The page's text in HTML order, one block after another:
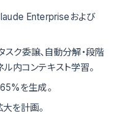
Enterpriseおよび
ク委譲、自動分解・段階
ル内コンテキスト学習。
を生成。
を計画。